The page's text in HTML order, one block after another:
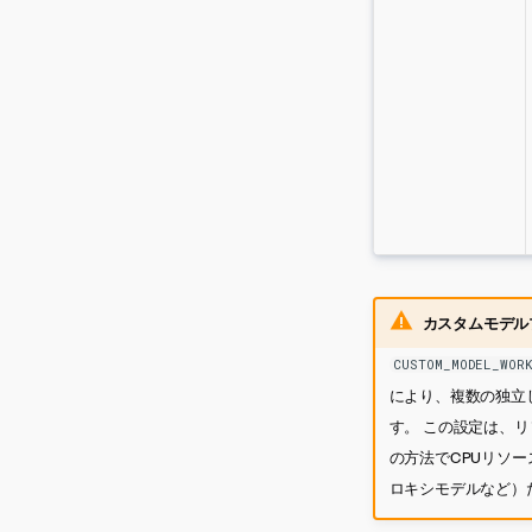
カスタムモデ
により、複数の独
す。 この設定は、
の方法でCPUリソ
ロキシモデルなど）